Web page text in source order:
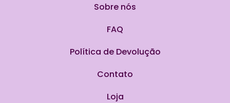
Sobre nós
FAQ
Política de Devolução
Contato
Loja